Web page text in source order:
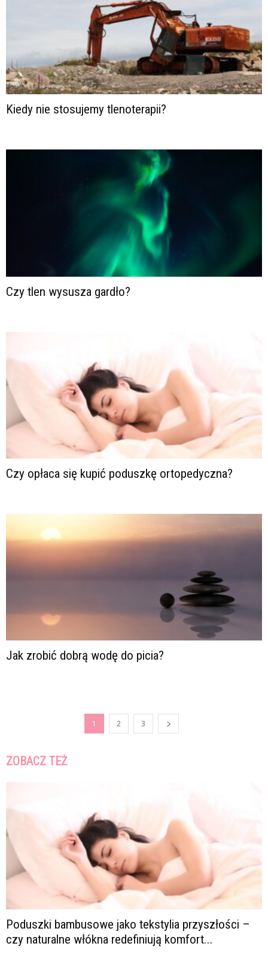
Kiedy nie stosujemy tlenoterapii?
Czy tlen wysusza gardło?
Czy opłaca się kupić poduszkę ortopedyczna?
Jak zrobić dobrą wodę do picia?
1 2 3
ZOBACZ TEŻ
Poduszki bambusowe jako tekstylia przyszłości –
czy naturalne włókna redefiniują komfort...